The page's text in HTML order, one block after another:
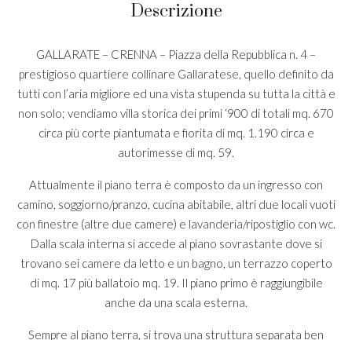
Descrizione
GALLARATE – CRENNA – Piazza della Repubblica n. 4 –
prestigioso quartiere collinare Gallaratese, quello definito da
tutti con l’aria migliore ed una vista stupenda su tutta la città e
non solo; vendiamo villa storica dei primi ‘900 di totali mq. 670
circa più corte piantumata e fiorita di mq. 1.190 circa e
autorimesse di mq. 59.
Attualmente il piano terra è composto da un ingresso con
camino, soggiorno/pranzo, cucina abitabile, altri due locali vuoti
con finestre (altre due camere) e lavanderia/ripostiglio con wc.
Dalla scala interna si accede al piano sovrastante dove si
trovano sei camere da letto e un bagno, un terrazzo coperto
di mq. 17 più ballatoio mq. 19. Il piano primo è raggiungibile
anche da una scala esterna.
Sempre al piano terra, si trova una struttura separata ben